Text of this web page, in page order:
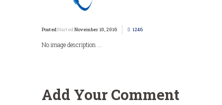
StartedNovember 10, 2016 1246
No image description ...
Add Your Comment